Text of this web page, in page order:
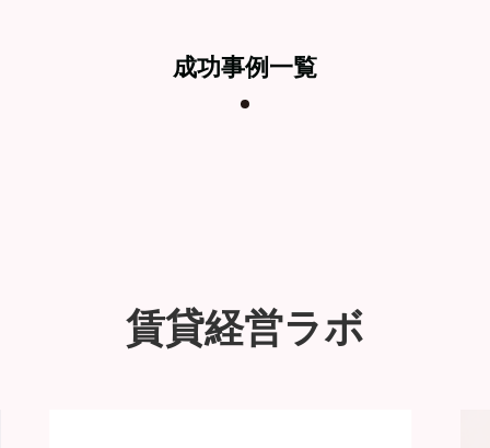
成功事例一覧
賃貸経営ラボ